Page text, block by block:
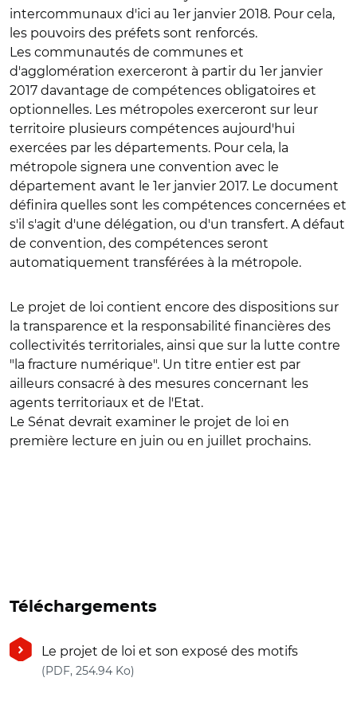
intercommunaux d'ici au 1er janvier 2018. Pour cela,
les pouvoirs des préfets sont renforcés.
Les communautés de communes et
d'agglomération exerceront à partir du 1er janvier
2017 davantage de compétences obligatoires et
optionnelles. Les métropoles exerceront sur leur
territoire plusieurs compétences aujourd'hui
exercées par les départements. Pour cela, la
métropole signera une convention avec le
département avant le 1er janvier 2017. Le document
définira quelles sont les compétences concernées et
s'il s'agit d'une délégation, ou d'un transfert. A défaut
de convention, des compétences seront
automatiquement transférées à la métropole.
Le projet de loi contient encore des dispositions sur
la transparence et la responsabilité financières des
collectivités territoriales, ainsi que sur la lutte contre
"la fracture numérique". Un titre entier est par
ailleurs consacré à des mesures concernant les
agents territoriaux et de l'Etat.
Le Sénat devrait examiner le projet de loi en
première lecture en juin ou en juillet prochains.
Téléchargements
Le projet de loi et son exposé des motifs
(PDF, 254.94 Ko)